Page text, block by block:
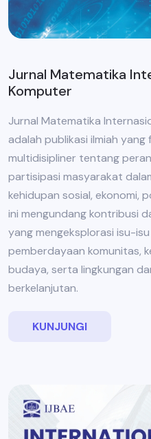
Jurnal Matematika
Komputer
Jurnal Matematika
adalah publikasi ilmiah yang
multidisipliner tentang
partisipasi masyarakat
kehidupan sosial, ekonomi,
ini mengundang kontribusi
yang mengeksplorasi isu-
pemberdayaan komunitas,
budaya, serta lingkungan
berkelanjutan.
KUNJUNGI